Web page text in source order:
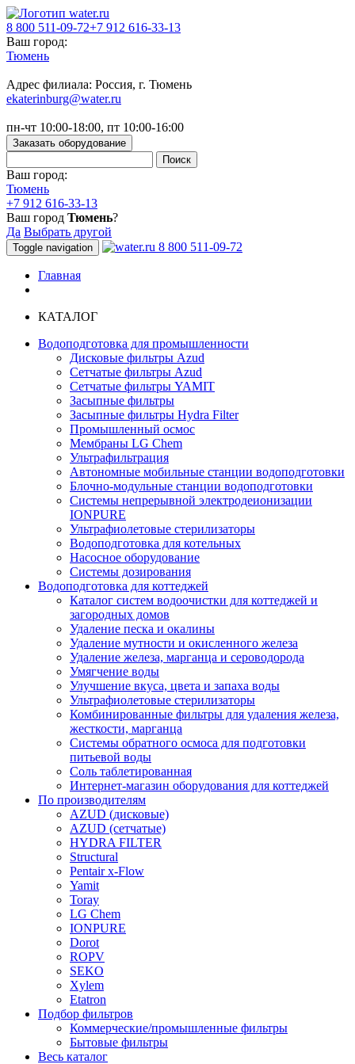
8 800 511-09-72+7 912 616-33-13
Ваш город:
Тюмень
Адрес филиала: Россия, г. Тюмень
ekaterinburg@water.ru
пн-чт 10:00-18:00, пт 10:00-16:00
Заказать оборудование
Ваш город:
Тюмень
+7 912 616-33-13
Ваш город Тюмень?
Да Выбрать другой
Toggle navigation 8 800 511-09-72
Главная
КАТАЛОГ
Водоподготовка для промышленности
Дисковые фильтры Azud
Сетчатые фильтры Azud
Сетчатые фильтры YAMIT
Засыпные фильтры
Засыпные фильтры Hydra Filter
Промышленный осмос
Мембраны LG Chem
Ультрафильтрация
Автономные мобильные станции водоподготовки
Блочно-модульные станции водоподготовки
Системы непрерывной электродеионизации
IONPURE
Ультрафиолетовые стерилизаторы
Водоподготовка для котельных
Насосное оборудование
Системы дозирования
Водоподготовка для коттеджей
Каталог систем водоочистки для коттеджей и
загородных домов
Удаление песка и окалины
Удаление мутности и окисленного железа
Удаление железа, марганца и сероводорода
Умягчение воды
Улучшение вкуса, цвета и запаха воды
Ультрафиолетовые стерилизаторы
Комбинированные фильтры для удаления железа,
жесткости, марганца
Системы обратного осмоса для подготовки
питьевой воды
Соль таблетированная
Интернет-магазин оборудования для коттеджей
По производителям
AZUD (дисковые)
AZUD (сетчатые)
HYDRA FILTER
Structural
Pentair x-Flow
Yamit
Toray
LG Chem
IONPURE
Dorot
ROPV
SEKO
Xylem
Etatron
Подбор фильтров
Коммерческие/промышленные фильтры
Бытовые фильтры
Весь каталог